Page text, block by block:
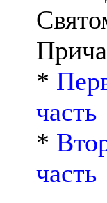
*
часть
*
часть